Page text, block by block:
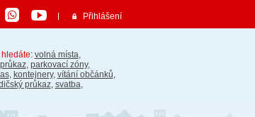
Přihlášení
volná místa,
, parkovací zóny,
, kontejnery, vítání občánků,
průkaz, svatba,